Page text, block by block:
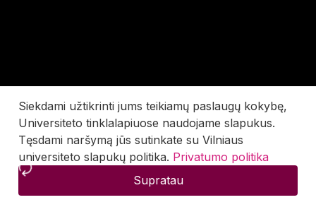
Siekdami užtikrinti jums teikiamų paslaugų kokybę,
Universiteto tinklalapiuose naudojame slapukus.
Tęsdami naršymą jūs sutinkate su Vilniaus
universiteto slapukų politika. Privatumo politika
Supratau